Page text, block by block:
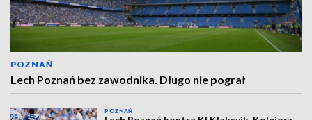
POZNAŃ
Lech Poznań bez zawodnika. Długo nie pograł
POZNAŃ